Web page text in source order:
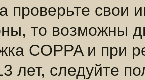
проверьте свои
то возможны
COPPA и при
лет, следуйте